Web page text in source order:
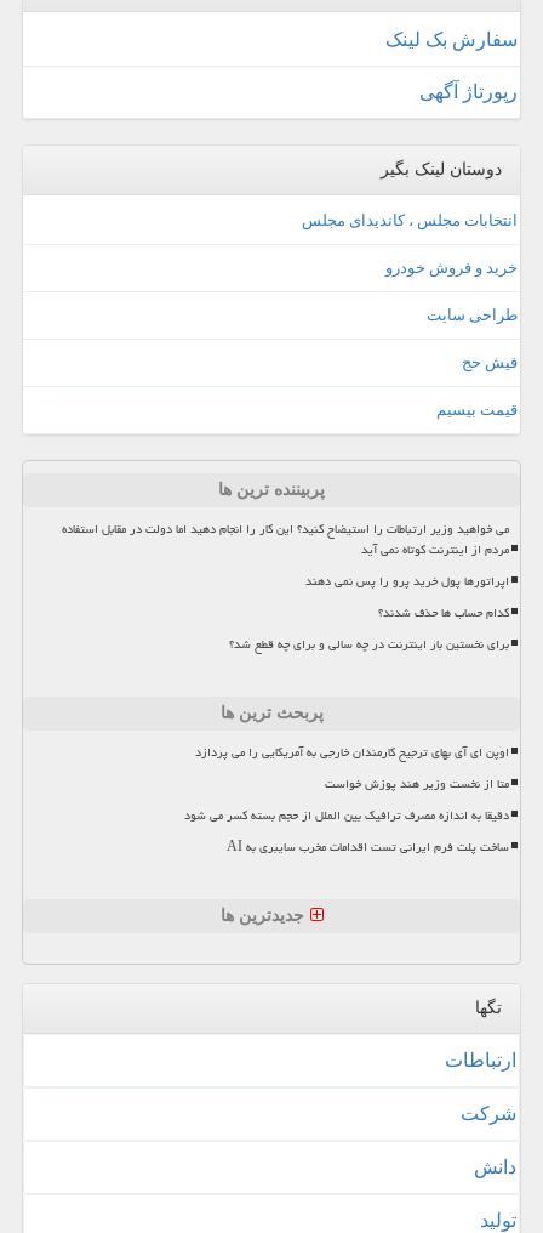
سفارش بک لینک
رپورتاژ آگهی
دوستان لینک بگیر
انتخابات مجلس ، کاندیدای مجلس
خرید و فروش خودرو
طراحی سایت
فیش حج
قیمت بیسیم
پربیننده ترین ها
می خواهید وزیر ارتباطات را استیضاح کنید؟ این کار را انجام دهید اما دولت در مقابل استفاده
مردم از اینترنت کوتاه نمی آید
اپراتورها پول خرید پرو را پس نمی دهند
کدام حساب ها حذف شدند؟
برای نخستین بار اینترنت در چه سالی و برای چه قطع شد؟
پربحث ترین ها
اوپن ای آی بهای ترجیح کارمندان خارجی به آمریکایی را می پردازد
متا از نخست وزیر هند پوزش خواست
دقیقا به اندازه مصرف ترافیک بین الملل از حجم بسته کسر می شود
ساخت پلت فرم ایرانی تست اقدامات مخرب سایبری به AI
جدیدترین ها
تگها
ارتباطات
شركت
دانش
تولید